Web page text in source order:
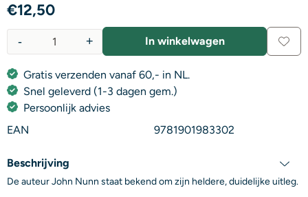
€12,50
+
- In winkelwagen
Gratis verzenden vanaf 60,- in NL.
Snel geleverd (1-3 dagen gem.)
Persoonlijk advies
EAN
9781901983302
Beschrijving
De auteur John Nunn staat bekend om zijn heldere, duidelijke uitleg.